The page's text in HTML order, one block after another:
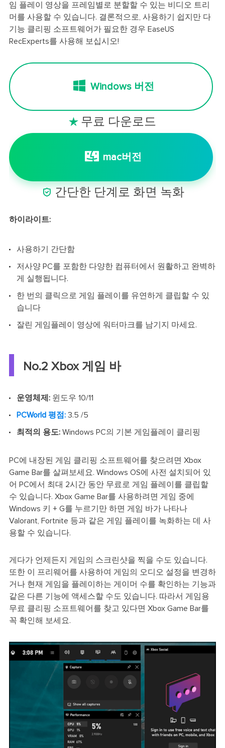
임 플레이 영상을 프레임별로 분할할 수 있는 비디오 트리
머를 사용할 수 있습니다. 결론적으로, 사용하기 쉽지만 다
기능 클리핑 소프트웨어가 필요한 경우 EaseUS
RecExperts를 사용해 보십시오!
Windows 버전
 무료 다운로드
mac버전
 간단한 단계로 화면 녹화
하이라이트:
사용하기 간단함
저사양 PC를 포함한 다양한 컴퓨터에서 원활하고 완벽하
게 실행됩니다.
한 번의 클릭으로 게임 플레이를 유연하게 클립할 수 있
습니다
잘린 게임플레이 영상에 워터마크를 남기지 마세요.
No.2 Xbox 게임 바
운영체제:윈도우 10/11
PCWorld 평점:3.5 /5
최적의 용도:Windows PC의 기본 게임플레이 클리핑
PC에 내장된 게임 클리핑 소프트웨어를 찾으려면 Xbox
Game Bar를 살펴보세요. Windows OS에 사전 설치되어 있
어 PC에서 최대 2시간 동안 무료로 게임 플레이를 클립할
수 있습니다. Xbox Game Bar를 사용하려면 게임 중에
Windows 키 + G를 누르기만 하면 게임 바가 나타나
Valorant, Fortnite 등과 같은 게임 플레이를 녹화하는 데 사
용할 수 있습니다.
게다가 언제든지 게임의 스크린샷을 찍을 수도 있습니다.
또한 이 프리웨어를 사용하여 게임의 오디오 설정을 변경하
거나 현재 게임을 플레이하는 게이머 수를 확인하는 기능과
같은 다른 기능에 액세스할 수도 있습니다. 따라서 게임용
무료 클리핑 소프트웨어를 찾고 있다면 Xbox Game Bar를
꼭 확인해 보세요.